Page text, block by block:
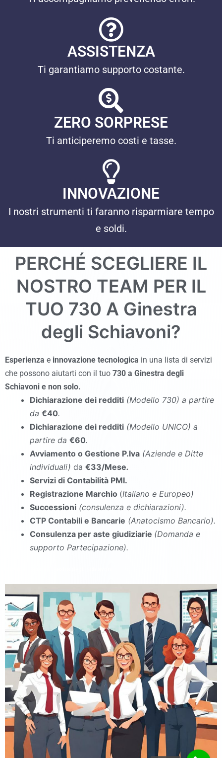
ASSISTENZA
Ti garantiamo supporto costante.
ZERO SORPRESE
Ti anticiperemo costi e tasse.
INNOVAZIONE
I nostri strumenti ti faranno risparmiare tempo
e soldi.
PERCHÉ SCEGLIERE IL
NOSTRO TEAM PER IL
TUO 730 A Ginestra
degli Schiavoni?
Esperienza e innovazione tecnologica in una lista di servizi
che possono aiutarti con il tuo 730 a Ginestra degli
Schiavoni e non solo.
Dichiarazione dei redditi (Modello 730) a partire
da €40.
Dichiarazione dei redditi (Modello UNICO) a
partire da €60.
Avviamento o Gestione P.Iva (Aziende e Ditte
individuali) da €33/Mese.
Servizi di Contabilità PMI.
Registrazione Marchio (Italiano e Europeo)
Successioni (consulenza e dichiarazioni).
CTP Contabili e Bancarie (Anatocismo Bancario).
Consulenza per aste giudiziarie (Domanda e
supporto Partecipazione).